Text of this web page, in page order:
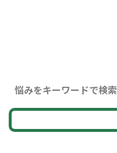
悩みをキーワードで検索